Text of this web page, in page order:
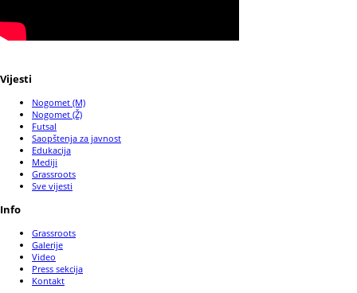
Vijesti
Nogomet (M)
Nogomet (Ž)
Futsal
Saopštenja za javnost
Edukacija
Mediji
Grassroots
Sve vijesti
Info
Grassroots
Galerije
Video
Press sekcija
Kontakt